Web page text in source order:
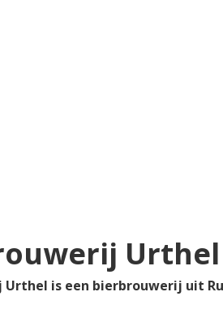
Urthel
is een bierbrouwerij uit